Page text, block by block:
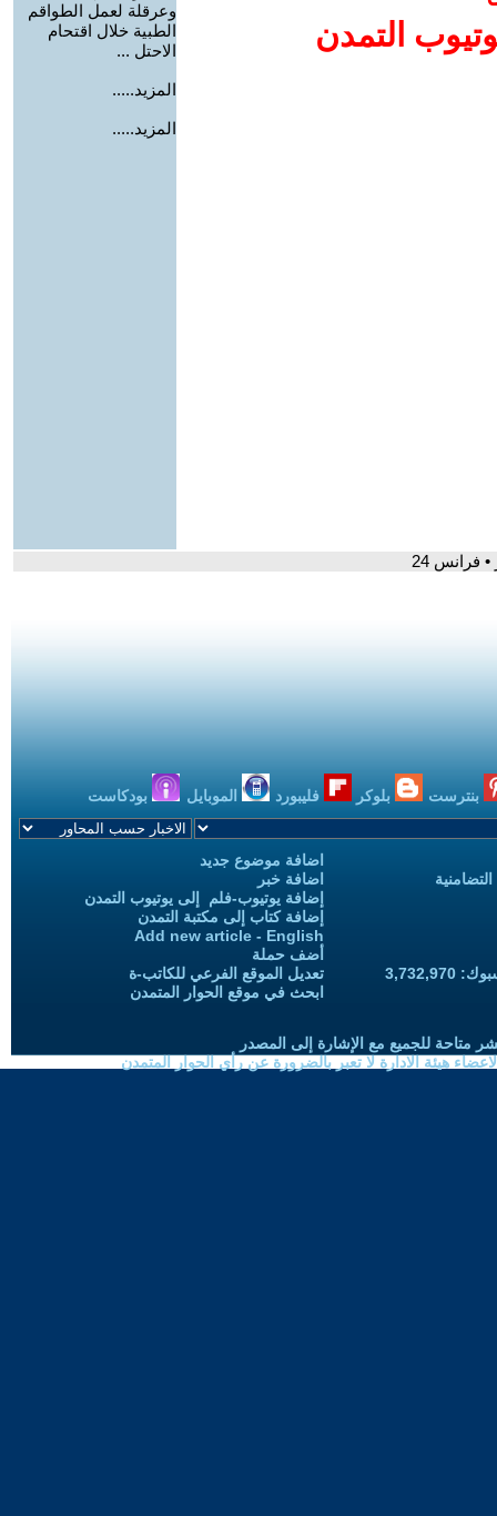
التمدن
وعرقلة لعمل الطواقم
الطبية خلال اقتحام
الاحتل ...
المزيد.....
المزيد.....
24
بنترست بلوكر فليبورد الموبايل بودكاست
اضافة موضوع جديد
اضافة خبر
إضافة يوتيوب-فلم إلى يوتيوب التمدن
إضافة كتاب إلى مكتبة التمدن
Add new article - English
أضف حملة
تعديل الموقع الفرعي للكاتب-ة
ابحث في موقع الحوار المتمدن
متاحة للجميع مع الإشارة إلى المصدر
هيئة الادارة لا تعبر بالضرورة عن رأي الحوار المتمدن